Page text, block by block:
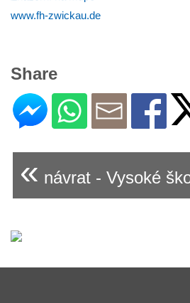
www.fh-zwickau.de
Share
« návrat - Vysoké